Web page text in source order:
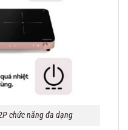
chức năng đa dạng